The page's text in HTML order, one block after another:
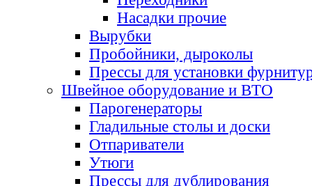
Насадки прочие
Вырубки
Пробойники, дыроколы
Прессы для установки
Швейное оборудование и ВТО
Парогенераторы
Гладильные столы и доски
Отпариватели
Утюги
Прессы для дублирования